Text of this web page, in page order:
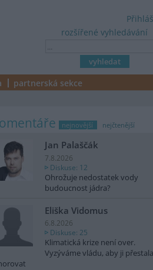
rozšířené vyhledávání
partnerská sekce
nejnovější nejčtenější
Jan Palaščák
7.8.2026
Diskuse: 12
Ohrožuje nedostatek vody
budoucnost jádra?
Eliška Vidomus
6.8.2026
Diskuse: 25
Klimatická krize není over.
Vyzýváme vládu, aby ji přestala